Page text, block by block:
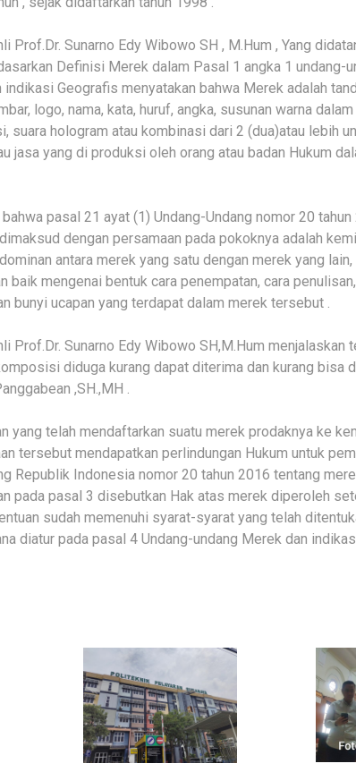
Prof.Dr. Sunarno Edy Wibowo SH , M.Hum , Yang
Definisi Merek dalam Pasal 1 angka 1 undang-
Geografis menyatakan bahwa Merek adalah
logo, nama, kata, huruf, angka, susunan warna
suara hologram atau kombinasi dari 2 (dua)atau lebih
jasa yang di produksi oleh orang atau badan Hukum
pasal 21 ayat (1) Undang-Undang nomor 20
dengan persamaan pada pokoknya adalah
antara merek yang satu dengan merek yang
baik mengenai bentuk cara penempatan, cara
bunyi ucapan yang terdapat dalam merek tersebut .
Prof.Dr. Sunarno Edy Wibowo SH,M.Hum menjalaskan
diduga kurang dapat diterima dan kurang bisa
,SH.,MH .
yang telah mendaftarkan suatu merek prodaknya ke
tersebut mendapatkan perlindungan Hukum untuk
Republik Indonesia nomor 20 tahun 2016 tentang
pada pasal 3 disebutkan Hak atas merek diperoleh
sudah memenuhi syarat-syarat yang telah
diatur pada pasal 4 Undang-undang Merek dan